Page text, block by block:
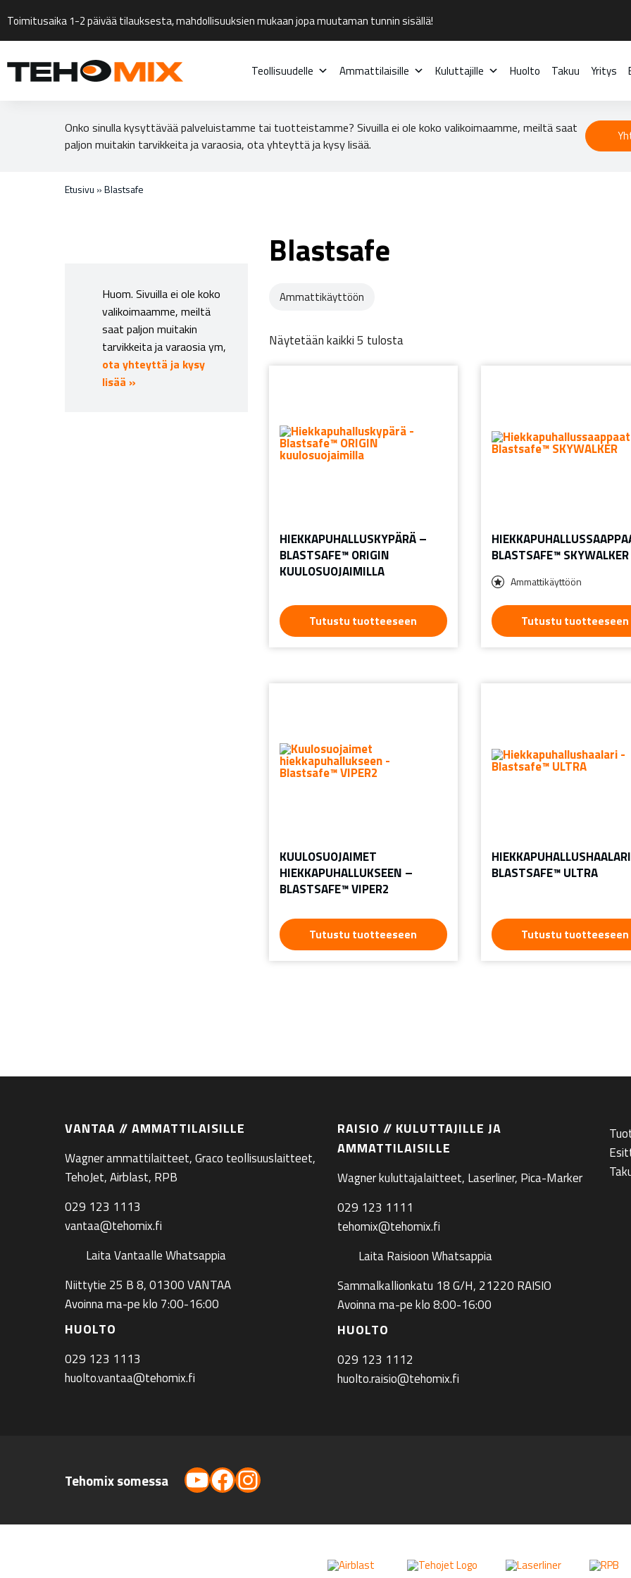
Toimitusaika 1-2 päivää tilauksesta, mahdollisuuksien mukaan jopa muutaman tunnin sisällä!
Teollisuudelle Ammattilaisille Kuluttajille Huolto Takuu Yritys
Onko sinulla kysyttävää palveluistamme tai tuotteistamme? Sivuilla ei ole koko valikoimaamme, meiltä saat
paljon muitakin tarvikkeita ja varaosia, ota yhteyttä ja kysy lisää.
Etusivu »Blastsafe
Huom. Sivuilla ei ole koko
valikoimaamme, meiltä
saat paljon muitakin
tarvikkeita ja varaosia ym,
ota yhteyttä ja kysy
lisää »
Blastsafe
Ammattikäyttöön
Näytetään kaikki 5 tulosta
HIEKKAPUHALLUSKYPÄRÄ –
BLASTSAFE™ ORIGIN
KUULOSUOJAIMILLA
Tutustu tuotteeseen
BLASTSAFE™ SKYWALKER
Ammattikäyttöön
Tutustu tuotteeseen
KUULOSUOJAIMET
HIEKKAPUHALLUKSEEN –
BLASTSAFE™ VIPER2
Tutustu tuotteeseen
BLASTSAFE™ ULTRA
Tutustu tuotteeseen
VANTAA // AMMATTILAISILLE
Wagner ammattilaitteet, Graco teollisuuslaitteet,
TehoJet, Airblast, RPB
029 123 1113
vantaa@tehomix.fi
Laita Vantaalle Whatsappia
Niittytie 25 B 8, 01300 VANTAA
Avoinna ma-pe klo 7:00-16:00
HUOLTO
029 123 1113
huolto.vantaa@tehomix.fi
RAISIO // KULUTTAJILLE JA
AMMATTILAISILLE
Wagner kuluttajalaitteet, Laserliner, Pica-Marker
029 123 1111
tehomix@tehomix.fi
Laita Raisioon Whatsappia
Sammalkallionkatu 18 G/H, 21220 RAISIO
Avoinna ma-pe klo 8:00-16:00
HUOLTO
029 123 1112
huolto.raisio@tehomix.fi
Tehomix somessa YouTube
Facebook
Instagram